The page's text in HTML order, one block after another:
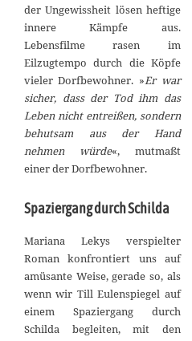
der Ungewissheit lösen heftige
innere Kämpfe aus.
Lebensfilme rasen im
Eilzugtempo durch die Köpfe
vieler Dorfbewohner. »Er war
sicher, dass der Tod ihm das
Leben nicht entreißen, sondern
behutsam aus der Hand
nehmen würde«, mutmaßt
einer der Dorfbewohner.
Spaziergang durch Schilda
Mariana Lekys verspielter
Roman konfrontiert uns auf
amüsante Weise, gerade so, als
wenn wir Till Eulenspiegel auf
einem Spaziergang durch
Schilda begleiten, mit den